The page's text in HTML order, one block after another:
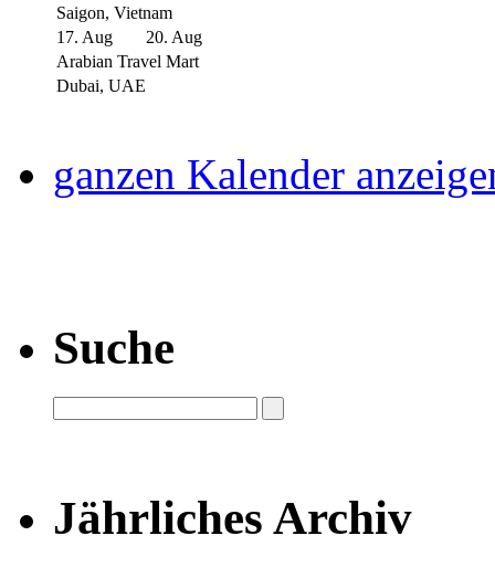
Saigon, Vietnam
17. Aug
20. Aug
Arabian Travel Mart
Dubai, UAE
ganzen Kalender
Suche
Jährliches Archiv